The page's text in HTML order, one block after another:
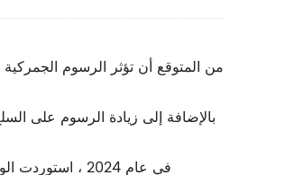
بالإضافة إلى زيادة الرسوم على